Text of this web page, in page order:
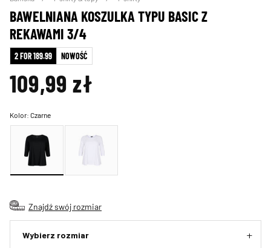
BAWELNIANA KOSZULKA TYPU BASIC Z
REKAWAMI 3/4
2 FOR 189.99 NOWOŚĆ
109,99 zł
Kolor:Czarne
Znajdź swój rozmiar
Wybierz rozmiar